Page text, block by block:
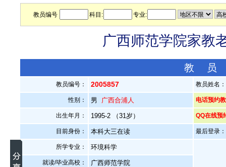
教员编号 科目: 专业:
广西师范学院家教
教
教员编号： 2005857 教员姓名
性别： 男 广西合浦人 电话预约
出生年月： 1995-2 （31岁） QQ在线预
目前身份： 本科大三在读 最后登录
所学专业： 环境科学
就读/毕业高校： 广西师范学院